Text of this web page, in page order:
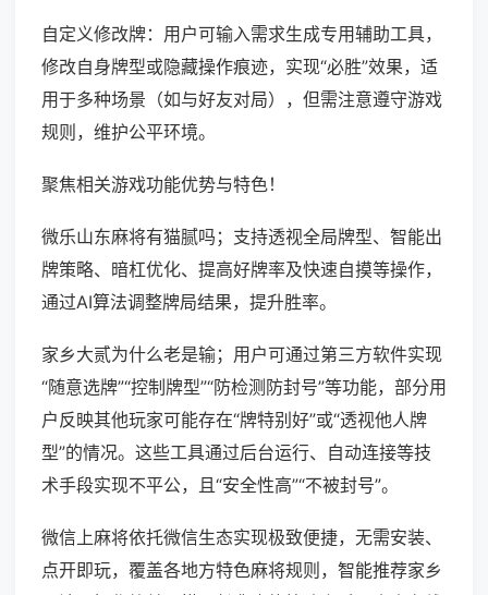
自定义修改牌：用户可输入需求生成专用辅助工具，
修改自身牌型或隐藏操作痕迹，实现“必胜”效果，适
用于多种场景（如与好友对局），但需注意遵守游戏
规则，维护公平环境。
聚焦相关游戏功能优势与特色！
微乐山东麻将有猫腻吗；支持透视全局牌型、智能出
牌策略、暗杠优化、提高好牌率及快速自摸等操作，
通过AI算法调整牌局结果，提升胜率。
家乡大贰为什么老是输；用户可通过第三方软件实现
“随意选牌”“控制牌型”“防检测防封号”等功能，部分用
户反映其他玩家可能存在“牌特别好”或“透视他人牌
型”的情况。这些工具通过后台运行、自动连接等技
术手段实现不平公，且“安全性高”“不被封号”。
微信上麻将依托微信生态实现极致便捷，无需安装、
点开即玩，覆盖各地方特色麻将规则，智能推荐家乡